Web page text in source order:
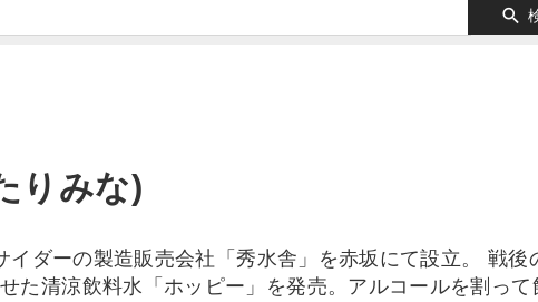
search
りみな)
イダーの製造販売会社「秀水舎」を赤坂にて設立。 戦後
た清涼飲料水「ホッピー」を発売。アルコールを割って